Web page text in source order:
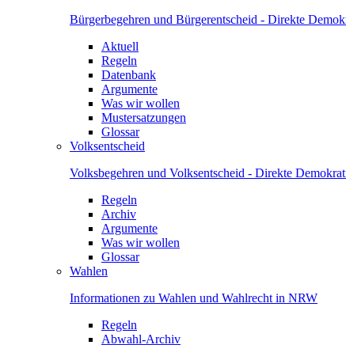
Bürgerbegehren und Bürgerentscheid - Direkte
Aktuell
Regeln
Datenbank
Argumente
Was wir wollen
Mustersatzungen
Glossar
Volksentscheid
Volksbegehren und Volksentscheid - Direkte
Regeln
Archiv
Argumente
Was wir wollen
Glossar
Wahlen
Informationen zu Wahlen und Wahlrecht in NRW
Regeln
Abwahl-Archiv